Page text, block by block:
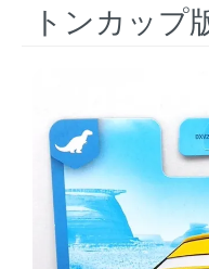
トンカップ